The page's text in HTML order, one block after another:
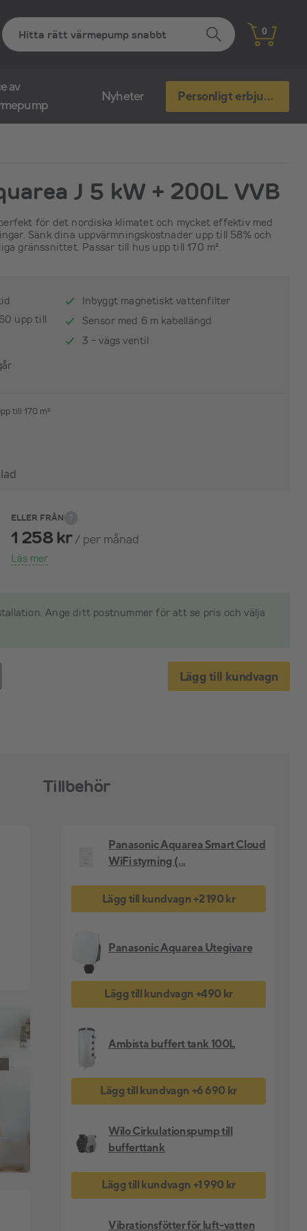
0
av
Nyheter Personligt erbjudande
J 5 kW + 200L VVB
för det nordiska klimatet och mycket effektiv med
Sänk dina uppvärmningskostnader upp till 58% och
gränssnittet. Passar till hus upp till 170 m².
upp till
Inbyggt magnetiskt vattenfilter
Sensor med 6 m kabellängd
3 - vägs ventil
till 170 m²
ELLER FRÅN
1 258 kr/ per månad
Läs mer
Ange ditt postnummer för att se pris och välja
Lägg till kundvagn
Tillbehör
Panasonic Aquarea Smart Cloud
WiFi styrning (...
Lägg till kundvagn +2 190 kr
Panasonic Aquarea Utegivare
Lägg till kundvagn +490 kr
Ambista buffert tank 100L
Lägg till kundvagn +6 690 kr
Wilo Cirkulationspump till
bufferttank
Lägg till kundvagn +1 990 kr
Vibrationsfötter för luft-vatten